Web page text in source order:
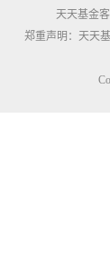
天天基金
郑重声明： 天天